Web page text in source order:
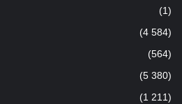
(1)
(4 584)
(564)
(5 380)
(1 211)